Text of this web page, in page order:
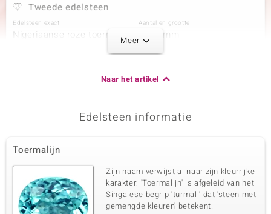
Tweede edelsteen
Edelsteen exact
Nigeriaanse roze toermalijn
Aantal en grootte
1 à 4 mm
Herkomst
Nigeriaanse roze toermalijn
Karaatgewicht som
0,155 ct
Slijpvorm
Rond geslepen
Zetting
Bezel
Herkomst
Nigeria
Meer
Naar het artikel
Edelsteen informatie
Toermalijn
Zijn naam verwijst al naar zijn kleurrijke
karakter: 'Toermalijn' is afgeleid van het
Singalese begrip 'turmali' dat 'steen met
gemengde kleuren' betekent.